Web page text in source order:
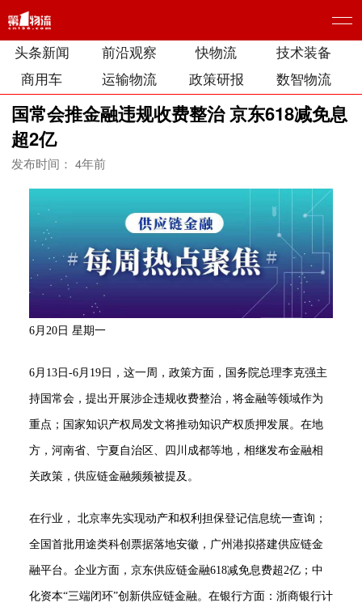
头条新闻 前沿观察 快物流
技术装备
商用车
运输物流 政策研报 数智物流
国常会推金融违规收费整治 京东618减免息
超2亿
发布时间： 4年前
6月20日 星期一
6月13日-6月19日，这一周，政策方面，国务院总理李克强主
持国常会，提出开展涉企违规收费整治，将金融等领域作为
重点；国家知识产权局发文将推动知识产权质押发展。在地
方，河南省、宁夏自治区、四川成都等地，相继发布金融相
关政策，供应链金融频频被提及。
在行业， 北京率先实现动产和权利担保登记信息统一查询；
全国首批用途类科创票据落地安徽，广州港拟搭建供应链金
融平台。企业方面，京东供应链金融618减免息费超2亿；中
化资本“三端闭环”创新供应链金融。在银行方面：浙商银行计